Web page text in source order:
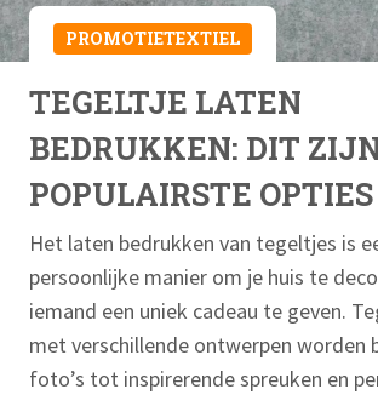
PROMOTIETEXTIEL
TEGELTJE LATEN
BEDRUKKEN: DIT
POPULAIRSTE OPTIES
Het laten bedrukken van tegeltjes is
persoonlijke manier om je huis te
iemand een uniek cadeau te geven.
met verschillende ontwerpen worden
foto’s tot inspirerende spreuken en